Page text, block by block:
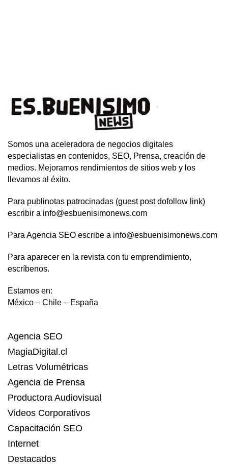
Somos una aceleradora de negocios digitales
especialistas en contenidos, SEO, Prensa, creación de
medios. Mejoramos rendimientos de sitios web y los
llevamos al éxito.
Para publinotas patrocinadas (guest post dofollow link)
escribir a info@esbuenisimonews.com
Para Agencia SEO escribe a info@esbuenisimonews.com
Para aparecer en la revista con tu emprendimiento,
escríbenos.
Estamos en:
México – Chile – España
Agencia SEO
MagiaDigital.cl
Letras Volumétricas
Agencia de Prensa
Productora Audiovisual
Videos Corporativos
Capacitación SEO
Internet
Destacados